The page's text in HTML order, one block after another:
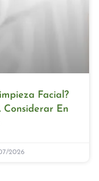
Facial?
Considerar En
2026